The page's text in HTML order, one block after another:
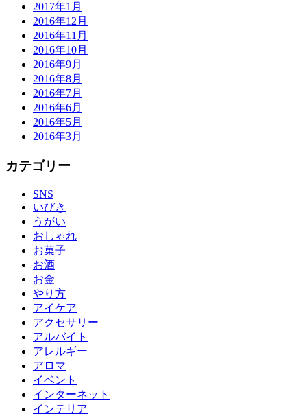
2017年1月
2016年12月
2016年11月
2016年10月
2016年9月
2016年8月
2016年7月
2016年6月
2016年5月
2016年3月
カテゴリー
SNS
いびき
うがい
おしゃれ
お菓子
お酒
お金
やり方
アイケア
アクセサリー
アルバイト
アレルギー
アロマ
イベント
インターネット
インテリア